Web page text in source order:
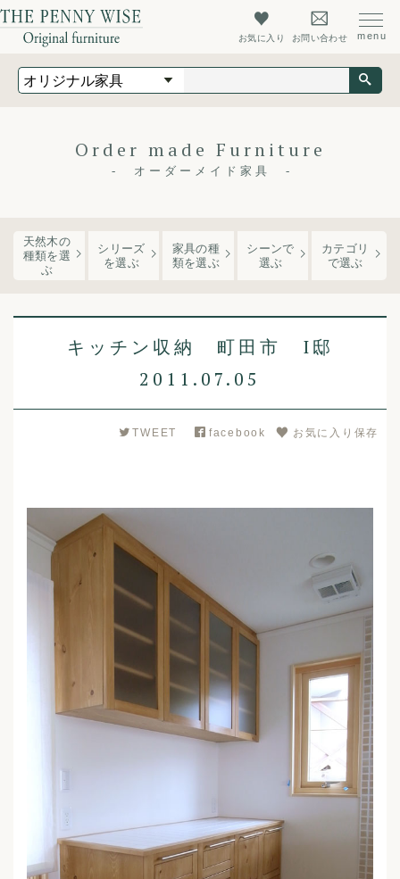
お気に入り お問い合わせ
オリジナル家具
ザ・ペニーワイズについて
初めての方へ
Order made Furniture
オーダーメイド家具
天然木の
種類を選
ぶ
シリーズ
を選ぶ
家具の種
類を選ぶ
シーンで
選ぶ
カテゴリ
で選ぶ
キッチン収納 町田市 I邸
2011.07.05
TWEET facebook お気に入り保存